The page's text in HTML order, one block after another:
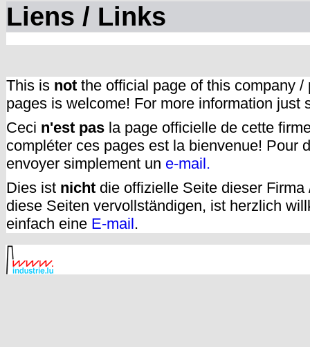
Liens / Links
This is not the official page of this company
pages is welcome! For more information just
Ceci n'est pas la page officielle de cette
compléter ces pages est la bienvenue! Pour
envoyer simplement un e-mail.
Dies ist nicht die offizielle Seite dieser
diese Seiten vervollständigen, ist herzlich
einfach eine E-mail.